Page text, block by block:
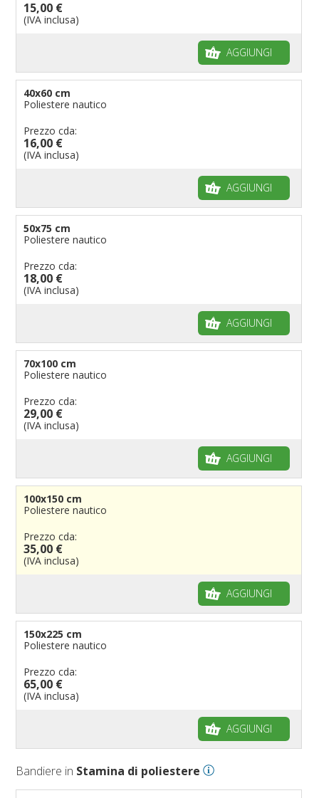
Bandiere per ambasciate
Bandiere per riserve naturali e parchi
Bandiere Militari e della Marina
pennoni per bandiere
15,00 €
(IVA inclusa)
AGGIUNGI
40x60 cm
Poliestere nautico
Prezzo cda:
16,00 €
(IVA inclusa)
AGGIUNGI
50x75 cm
Poliestere nautico
Prezzo cda:
18,00 €
(IVA inclusa)
AGGIUNGI
70x100 cm
Poliestere nautico
Prezzo cda:
29,00 €
(IVA inclusa)
AGGIUNGI
100x150 cm
Poliestere nautico
Prezzo cda:
35,00 €
(IVA inclusa)
AGGIUNGI
150x225 cm
Poliestere nautico
Prezzo cda:
65,00 €
(IVA inclusa)
AGGIUNGI
Bandiere in Stamina di poliestere